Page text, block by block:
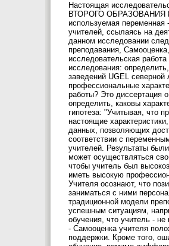
Настоящая
ВТОРОГО
используемая переменная
учителей, ссылаясь на
данном исследовании
преподавания,
исследовательская
исследования:
заведений UGEL
профессиональные
работы? Это диссертация
определить, каковы
гипотеза: "Учитывая, что
настоящие
данных, позволяющих
соответствии с
учителей. Результаты
может осуществляться
чтобы учитель был
иметь высокую
Учителя осознают, что
заниматься с ними
традиционной модели
успешным ситуациям,
обучения, что учитель -
- Самооценка учителя
поддержки. Кроме того,